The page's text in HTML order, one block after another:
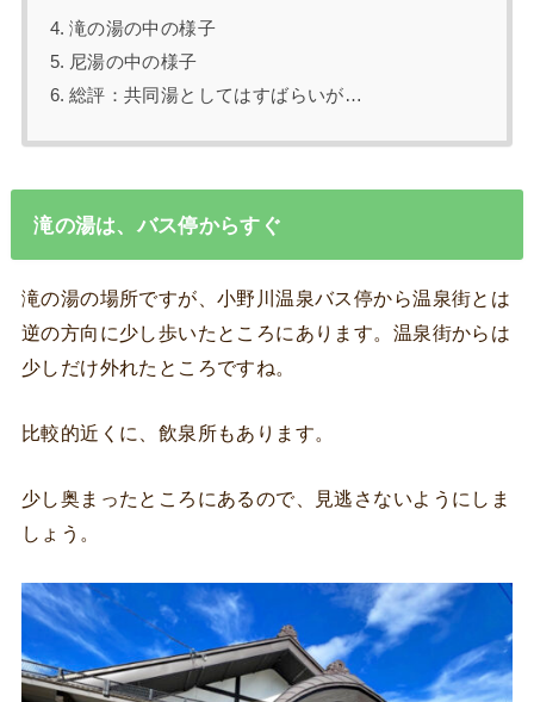
滝の湯の中の様子
尼湯の中の様子
総評：共同湯としてはすばらいが…
滝の湯は、バス停からすぐ
滝の湯の場所ですが、小野川温泉バス停から温泉街とは
逆の方向に少し歩いたところにあります。温泉街からは
少しだけ外れたところですね。
比較的近くに、飲泉所もあります。
少し奥まったところにあるので、見逃さないようにしま
しょう。